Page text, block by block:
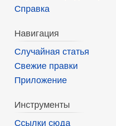
Справка
Навигация
Случайная статья
Свежие правки
Приложение
Инструменты
Ссылки сюда